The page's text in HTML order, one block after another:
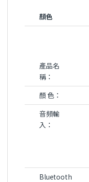
顏色
產品名
稱：
顏 色：
音頻輸
入：
Bluetooth